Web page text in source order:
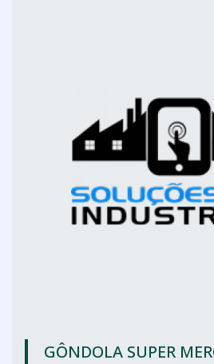
GÔNDOLA SUPER